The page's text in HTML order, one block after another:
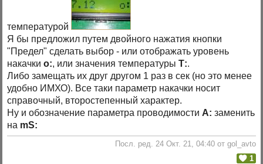
температурой
Я бы предложил путем двойного нажатия кнопки
"Предел" сделать выбор - или отображать уровень
накачкио:, или значения температурыТ:.
Либо замещать их друг другом 1 раз в сек (но это менее
удобно ИМХО). Все таки параметр накачки носит
справочный, второстепенный характер.
Ну и обозначение параметра проводимостиА: заменить
на mS:
Посл. ред. 24 Окт. 21, 04:40 от gol_avto
1